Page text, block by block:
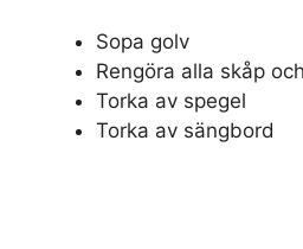
Sopa golv
Rengöra alla skåp
Torka av spegel
Torka av sängbord